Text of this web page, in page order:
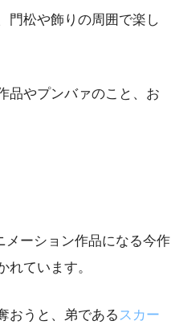
門松や飾りの周囲で楽し
品やプンバァのこと、お
メーション作品になる今作
ています。
おうと、弟であるスカー